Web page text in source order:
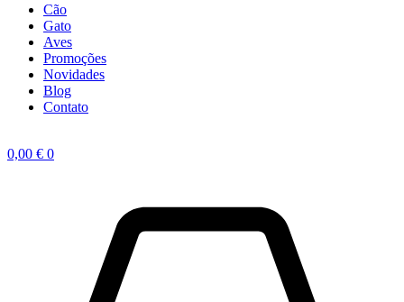
Cão
Gato
Aves
Promoções
Novidades
Blog
Contato
0,00 € 0